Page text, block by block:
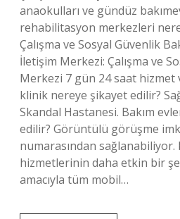
anaokulları ve gündüz
rehabilitasyon merkezleri
Çalışma ve Sosyal Güvenlik
İletişim Merkezi: Çalışma ve
Merkezi 7 gün 24 saat hizmet
klinik nereye şikayet edilir?
Skandal Hastanesi. Bakım
edilir? Görüntülü görüşme
numarasından sağlanabiliyor.
hizmetlerinin daha etkin bir
amacıyla tüm mobil…